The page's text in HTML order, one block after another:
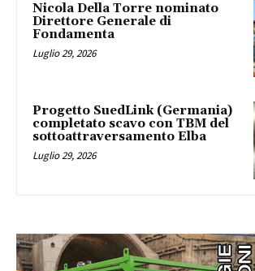
Nicola Della Torre nominato
Direttore Generale di
Fondamenta
Luglio 29, 2026
Progetto SuedLink (Germania)
completato scavo con TBM del
sottoattraversamento Elba
Luglio 29, 2026